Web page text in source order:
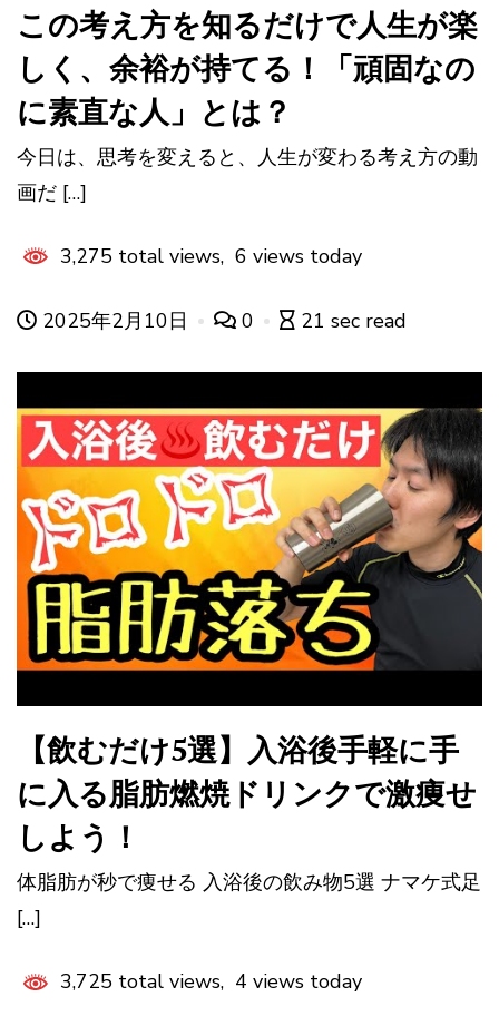
この考え方を知るだけで人生が楽
しく、余裕が持てる！「頑固なの
に素直な人」とは？
今日は、思考を変えると、人生が変わる考え方の動
画だ […]
3,275 total views, 6 views today
2025年2月10日 0 21 sec read
【飲むだけ5選】入浴後手軽に手
に入る脂肪燃焼ドリンクで激痩せ
しよう！
体脂肪が秒で痩せる 入浴後の飲み物5選 ナマケ式足
[…]
3,725 total views, 4 views today